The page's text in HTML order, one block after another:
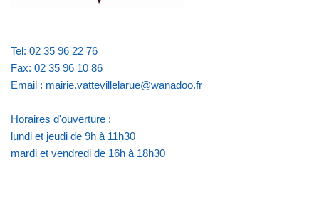
Tel: 02 35 96 22 76
Fax: 02 35 96 10 86
Email : mairie.vattevillelarue@wanadoo.fr
Horaires d'ouverture :
lundi et jeudi de 9h à 11h30
mardi et vendredi de 16h à 18h30